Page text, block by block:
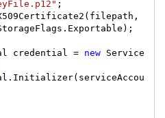
credential = new Service